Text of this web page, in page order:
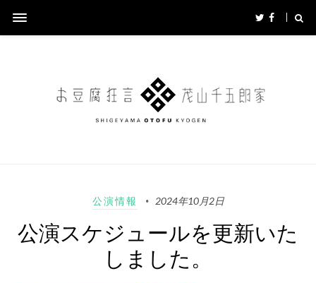
公演情報 2024年10月2日
公演スケジュールを更新いた
しました。